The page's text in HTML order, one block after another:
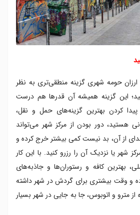
حومه شهری گزینه منطقی‌تری به نظر
کنید؛ این گزینه همیشه آن قدرها هم درست
کردن بهترین گزینه‌های حمل و نقل،
هستید، دور بودن از مرکز شهر می‌تواند
از آن، بد نیست کمی بیشتر خرج کرده و
شهر یا نزدیک آن را رزرو کنید. با این کار
بهترین کافه و رستوران‌ها و جاذبه‌های
و وقت بیشتری برای گردش در شهر داشته
از مترو و اتوبوس، جا به جایی در شهر بسیار